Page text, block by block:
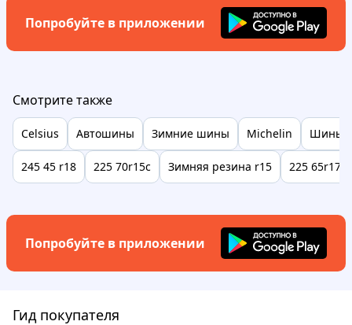
Попробуйте в приложении
Смотрите также
Celsius Автошины Зимние шины Michelin Шины
245 45 r18 225 70r15c Зимняя резина r15 225 65r17
Попробуйте в приложении
Гид покупателя